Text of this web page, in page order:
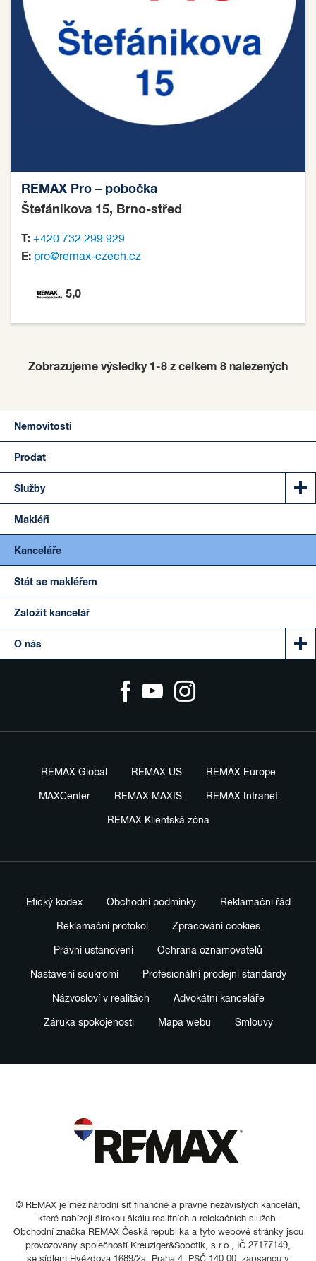
REMAX Pro – pobočka
Štefánikova 15, Brno-střed
T: +420 732 299 929
E: pro@remax-czech.cz
5,0
Zobrazujeme výsledky 1-8 z celkem 8 nalezených
Nemovitosti
Prodat
Služby
Makléři
Kanceláře
Stát se makléřem
Založit kancelář
O nás
REMAX Global REMAX US REMAX Europe
MAXCenter REMAX MAXIS REMAX Intranet
REMAX Klientská zóna
Etický kodex Obchodní podmínky Reklamační řád
Reklamační protokol Zpracování cookies
Právní ustanovení Ochrana oznamovatelů
Nastavení soukromí Profesionální prodejní standardy
Názvosloví v realitách Advokátní kanceláře
Záruka spokojenosti Mapa webu Smlouvy
© REMAX je mezinárodní síť finančně a právně nezávislých kanceláří,
které nabízejí širokou škálu realitních a relokačních služeb.
Obchodní značka REMAX Česká republika a tyto webové stránky jsou
provozovány společností Kreuziger&Sobotik, s.r.o., IČ 27177149,